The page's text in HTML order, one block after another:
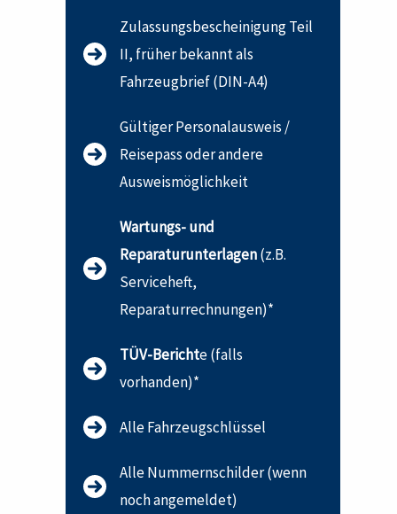
Zulassungsbescheinigung Teil
II, früher bekannt als
Fahrzeugbrief (DIN-A4)
Gültiger Personalausweis /
Reisepass oder andere
Ausweismöglichkeit
Wartungs- und
Reparaturunterlagen(z.B.
Serviceheft,
Reparaturrechnungen)*
TÜV-Berichte (falls
vorhanden)*
Alle Fahrzeugschlüssel
Alle Nummernschilder (wenn
noch angemeldet)